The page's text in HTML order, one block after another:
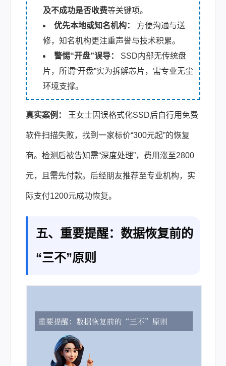
及不成功是否收费等关键项。
优先本地或知名机构：
方便沟通与送
修，知名机构更注重声誉与技术积累。
警惕“开盘”误导：
SSD内部无传统盘
片，所谓“开盘”实为拆解芯片，需专业无尘
环境支撑。
真实案例： 王女士因误格式化SSD后自行用免费
软件扫描失败，找到一家标价“300元起”的恢复
商。检测后被告知需“深度处理”，费用涨至2800
元，且需先付款。后经朋友推荐至专业机构，实
际支付1200元成功恢复。
五、重要提醒：数据恢复前的
“三不”原则